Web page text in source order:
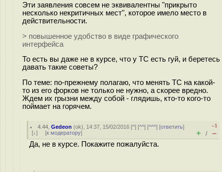
Эти заявления совсем не эквивалентны "прикрыто
несколько некритичных мест", которое имело место в
действительности.
> повышенное удобство в виде графического
интерфейса
То есть вы даже не в курсе, что у ТС есть гуй, и беретесь
давать такие советы?
По теме: по-прежнему полагаю, что менять ТС на какой-
то из его форков не только не нужно, а скорее вредно.
Ждем их грызни между собой - глядишь, кто-то кого-то
поймает на горячем.
4.44 ,Gedeon (ok), 14:37, 15/02/2016 [^] [^^] [^^^] [ответить]
[↓] [к модератору]
–1
+ / –
Да, не в курсе. Покажите пожалуйста.